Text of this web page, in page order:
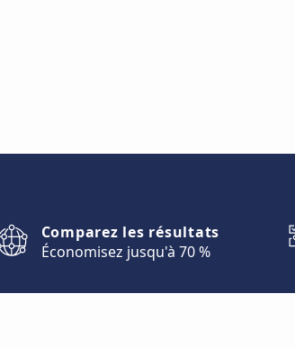
Comparez les résultats
Économisez jusqu'à 70 %